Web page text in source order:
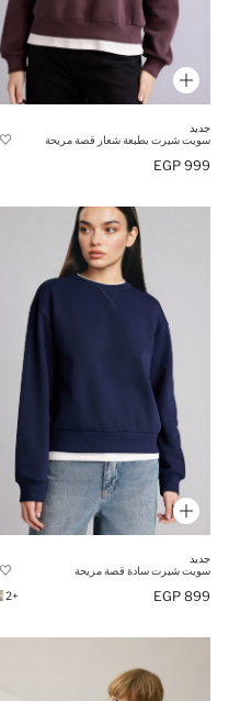
جديد
سويت شيرت بطبعة شعار قصة مريحة
999 EGP
جديد
سويت شيرت سادة قصة مريحة
899 EGP
+2